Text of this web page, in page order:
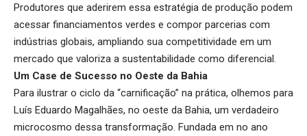
Produtores que aderirem essa estratégia de produção podem
acessar financiamentos verdes e compor parcerias com
indústrias globais, ampliando sua competitividade em um
mercado que valoriza a sustentabilidade como diferencial.
Um Case de Sucesso no Oeste da Bahia
Para ilustrar o ciclo da “carnificação” na prática, olhemos para
Luís Eduardo Magalhães, no oeste da Bahia, um verdadeiro
microcosmo dessa transformação. Fundada em no ano